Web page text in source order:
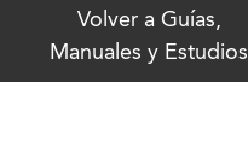
Volver a Guías,
Manuales y Estudios